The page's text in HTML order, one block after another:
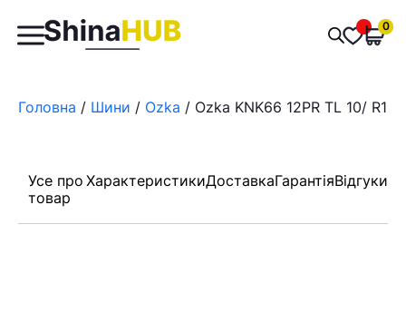
Пошук
товарів
0
Головна / Шини / Ozka / Ozka KNK66 12PR TL 10/
Усе про
товар
ХарактеристикиДоставкаГарантіяВідгуки